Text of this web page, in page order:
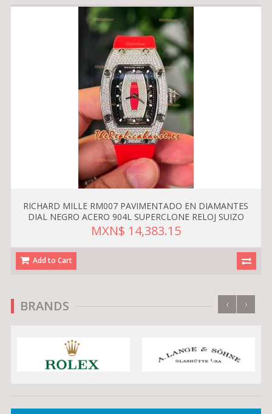
RICHARD MILLE RM007 PAVIMENTADO EN DIAMANTES
DIAL NEGRO ACERO 904L SUPERCLONE RELOJ SUIZO
MXN$ 14,383.15
Add to Cart
BRANDS ‹ ›